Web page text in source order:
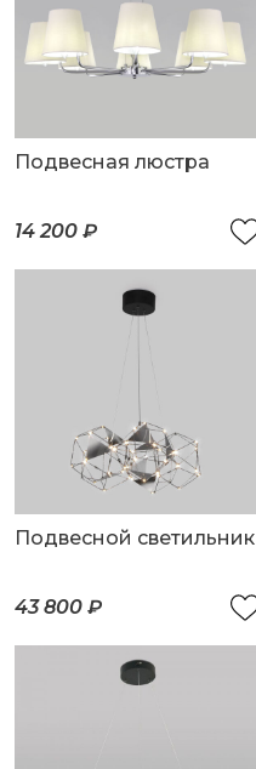
Подвесная люстра
14 200 ₽
Подвесной светильник
43 800 ₽